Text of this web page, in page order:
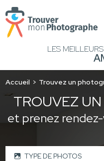
LES
Accueil Trouvez un
TROUVEZ
et prenez